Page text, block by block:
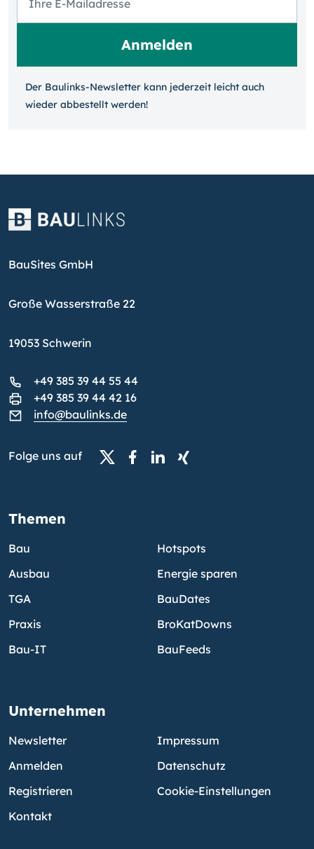
Der Baulinks-Newsletter kann jeder­zeit leicht auch
wieder ab­bestellt werden!
BauSites GmbH
Große Wasserstraße 22
19053 Schwerin
+49 385 39 44 55 44
+49 385 39 44 42 16
info@baulinks.de
Folge uns auf
Themen
Bau
Ausbau
TGA
Praxis
Bau-IT
Hotspots
Energie sparen
BauDates
BroKatDowns
BauFeeds
Unternehmen
Newsletter
Anmelden
Registrieren
Kontakt
Impressum
Datenschutz
Cookie-Einstellungen